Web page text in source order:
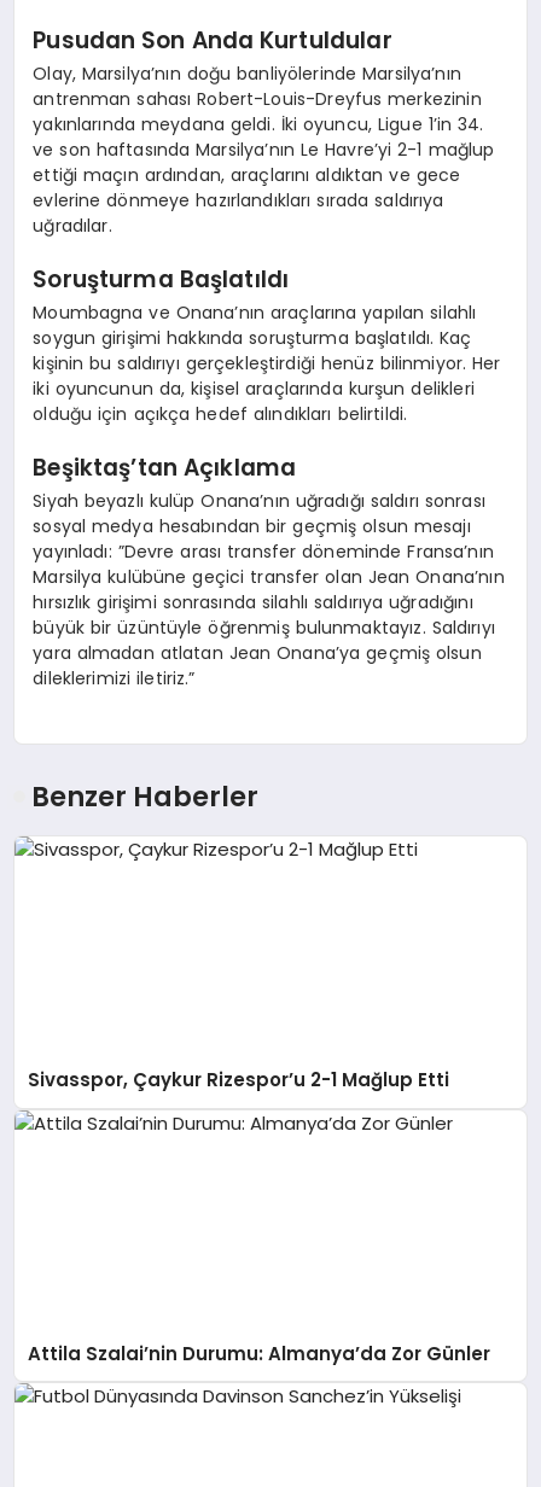
Pusudan Son Anda Kurtuldular
Olay, Marsilya’nın doğu banliyölerinde Marsilya’nın
antrenman sahası Robert-Louis-Dreyfus merkezinin
yakınlarında meydana geldi. İki oyuncu, Ligue 1’in 34.
ve son haftasında Marsilya’nın Le Havre’yi 2-1 mağlup
ettiği maçın ardından, araçlarını aldıktan ve gece
evlerine dönmeye hazırlandıkları sırada saldırıya
uğradılar.
Soruşturma Başlatıldı
Moumbagna ve Onana’nın araçlarına yapılan silahlı
soygun girişimi hakkında soruşturma başlatıldı. Kaç
kişinin bu saldırıyı gerçekleştirdiği henüz bilinmiyor. Her
iki oyuncunun da, kişisel araçlarında kurşun delikleri
olduğu için açıkça hedef alındıkları belirtildi.
Beşiktaş’tan Açıklama
Siyah beyazlı kulüp Onana’nın uğradığı saldırı sonrası
sosyal medya hesabından bir geçmiş olsun mesajı
yayınladı: ”Devre arası transfer döneminde Fransa’nın
Marsilya kulübüne geçici transfer olan Jean Onana’nın
hırsızlık girişimi sonrasında silahlı saldırıya uğradığını
büyük bir üzüntüyle öğrenmiş bulunmaktayız. Saldırıyı
yara almadan atlatan Jean Onana’ya geçmiş olsun
dileklerimizi iletiriz.”
Benzer Haberler
Sivasspor, Çaykur Rizespor’u 2-1 Mağlup Etti
Attila Szalai’nin Durumu: Almanya’da Zor Günler